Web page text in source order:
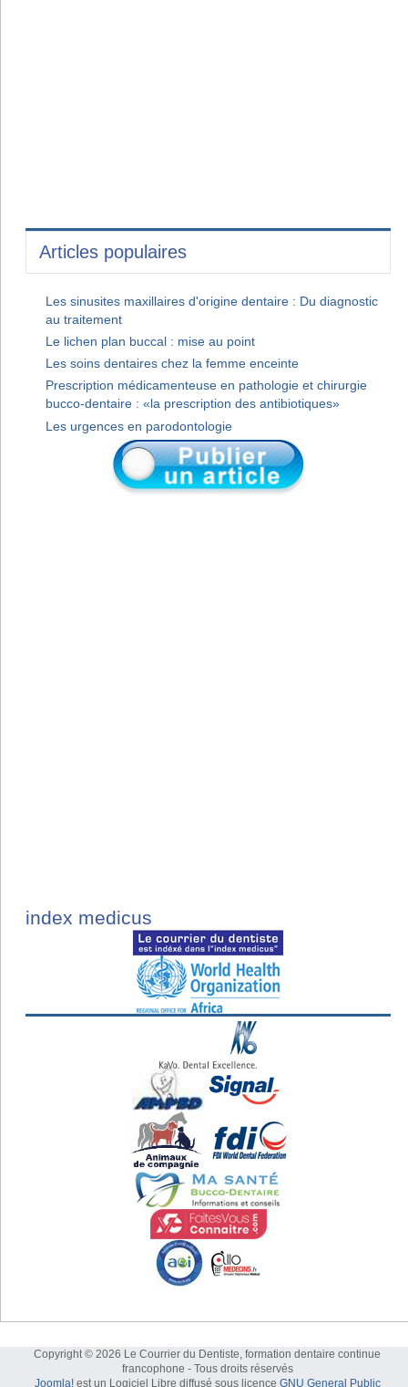
Articles populaires
Les sinusites maxillaires d'origine dentaire : Du diagnostic
au traitement
Le lichen plan buccal : mise au point
Les soins dentaires chez la femme enceinte
Prescription médicamenteuse en pathologie et chirurgie
bucco-dentaire : «la prescription des antibiotiques»
Les urgences en parodontologie
index medicus
Copyright © 2026 Le Courrier du Dentiste, formation dentaire continue
francophone - Tous droits réservés
Joomla!est un Logiciel Libre diffusé sous licence GNU General Public